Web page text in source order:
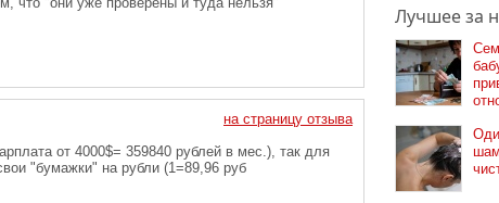
на страницу отзыва
от 4000$= 359840 рублей в мес.), так для
"бумажки" на рубли (1=89,96 руб
Лучшее за